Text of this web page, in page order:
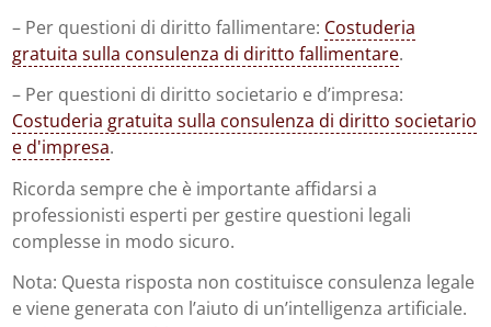
– Per questioni di diritto fallimentare: Costuderia
gratuita sulla consulenza di diritto fallimentare.
– Per questioni di diritto societario e d’impresa:
Costuderia gratuita sulla consulenza di diritto societario
e d'impresa.
Ricorda sempre che è importante affidarsi a
professionisti esperti per gestire questioni legali
complesse in modo sicuro.
Nota: Questa risposta non costituisce consulenza legale
e viene generata con l’aiuto di un’intelligenza artificiale.